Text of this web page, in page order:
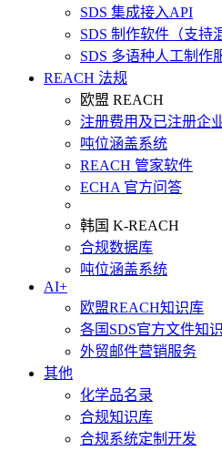
SDS 集成接入API
SDS 制作软件（支持
SDS 多语种人工制作
REACH 法规
欧盟 REACH
注册费用及已注册企
吨位涵盖系统
REACH 管家软件
ECHA 官方问答
韩国 K-REACH
合规数据库
吨位涵盖系统
AI+
欧盟REACH知识库
各国SDS官方文件知
外贸邮件营销服务
其他
化学品名录
合规知识库
合规系统定制开发